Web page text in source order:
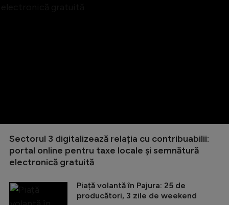
Sectorul 3 digitalizează relația cu contribuabilii:
portal online pentru taxe locale și semnătură
electronică gratuită
Piață volantă în Pajura: 25 de
producători, 3 zile de weekend